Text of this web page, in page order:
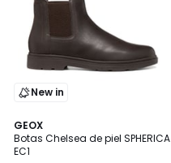
New in
GEOX
Botas Chelsea de piel SPHERICA
EC1